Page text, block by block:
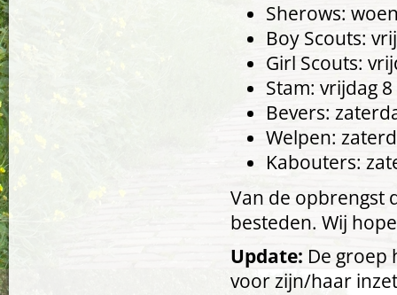
Sherows:
Boy Scouts:
Girl Scouts:
Stam: vrijdag
Bevers:
Welpen:
Kabouters:
Van de opbrengst
besteden. Wij
Update: De groep
voor zijn/haar